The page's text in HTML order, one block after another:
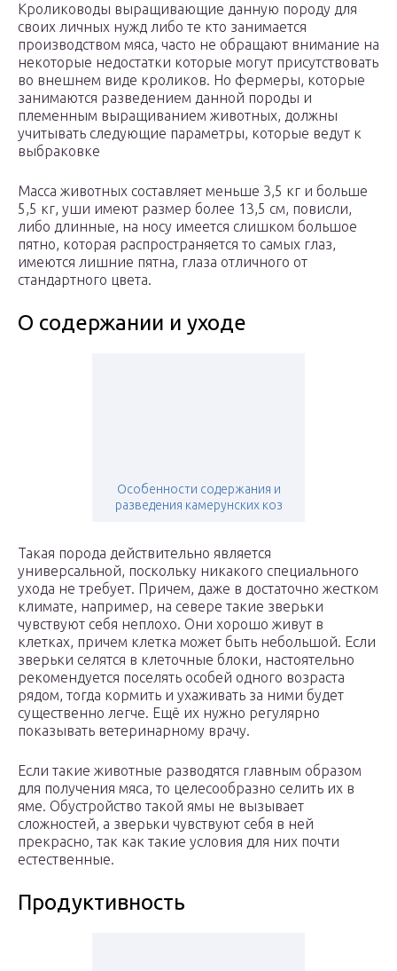
Кролиководы выращивающие данную породу для
своих личных нужд либо те кто занимается
производством мяса, часто не обращают внимание на
некоторые недостатки которые могут присутствовать
во внешнем виде кроликов. Но фермеры, которые
занимаются разведением данной породы и
племенным выращиванием животных, должны
учитывать следующие параметры, которые ведут к
выбраковке
Масса животных составляет меньше 3,5 кг и больше
5,5 кг, уши имеют размер более 13,5 см, повисли,
либо длинные, на носу имеется слишком большое
пятно, которая распространяется то самых глаз,
имеются лишние пятна, глаза отличного от
стандартного цвета.
О содержании и уходе
Особенности содержания и
разведения камерунских коз
Такая порода действительно является
универсальной, поскольку никакого специального
ухода не требует. Причем, даже в достаточно жестком
климате, например, на севере такие зверьки
чувствуют себя неплохо. Они хорошо живут в
клетках, причем клетка может быть небольшой. Если
зверьки селятся в клеточные блоки, настоятельно
рекомендуется поселять особей одного возраста
рядом, тогда кормить и ухаживать за ними будет
существенно легче. Ещё их нужно регулярно
показывать ветеринарному врачу.
Если такие животные разводятся главным образом
для получения мяса, то целесообразно селить их в
яме. Обустройство такой ямы не вызывает
сложностей, а зверьки чувствуют себя в ней
прекрасно, так как такие условия для них почти
естественные.
Продуктивность